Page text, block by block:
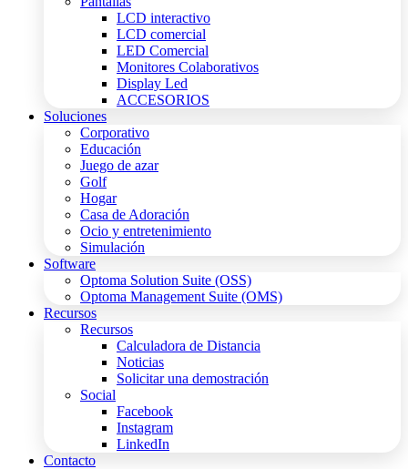
LCD interactivo
LCD comercial
LED Comercial
Monitores Colaborativos
Display Led
ACCESORIOS
Soluciones
Corporativo
Educación
Juego de azar
Golf
Hogar
Casa de Adoración
Ocio y entretenimiento
Simulación
Software
Optoma Solution Suite (OSS)
Optoma Management Suite (OMS)
Recursos
Recursos
Calculadora de Distancia
Noticias
Solicitar una demostración
Social
Facebook
Instagram
LinkedIn
Contacto